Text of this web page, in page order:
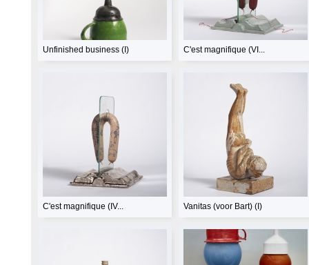
Unfinished business (I) C'est magnifique (VI...
C'est magnifique (IV... Vanitas (voor Bart) (I)